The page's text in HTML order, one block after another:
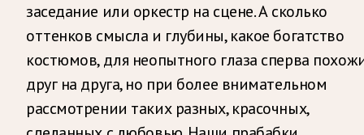
заседание или оркестр на сцене. А сколько
оттенков смысла и глубины, какое богатство
костюмов, для неопытного глаза сперва
друг на друга, но при более внимательном
рассмотрении таких разных, красочных,